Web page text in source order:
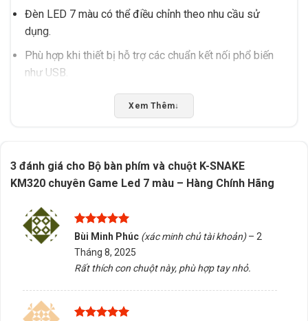
Đèn LED 7 màu có thể điều chỉnh theo nhu cầu sử
dụng.
Phù hợp khi thiết bị hỗ trợ các chuẩn kết nối phổ biến
như USB.
Không cung cấp thông số về tốc độ phản hồi, trọng
lượng hoặc thời lượng pin.
Để lựa chọn đúng sản phẩm phù hợp với nhu cầu sử
Phát AD. Đội ngũ tư vấn sẵn sàng hỗ trợ kiểm tra
tương thích, cung cấp thông tin chi tiết và giao hàng/tư
vấn tại Buôn Ma Thuột, Đắk Lắk. Hãy liên hệ để được
hỗ trợ tối ưu hóa trải nghiệm chơi game của bạn.
Xem Thêm↓
3 đánh giá cho Bộ bàn phím và chuột K-SNAKE
KM320 chuyên Game Led 7 màu – Hàng Chính Hãng
Được xếp
sao
Bùi Minh Phúc (xác minh chủ tài khoản) – 2
Tháng 8, 2025
Rất thích con chuột này, phù hợp tay nhỏ.